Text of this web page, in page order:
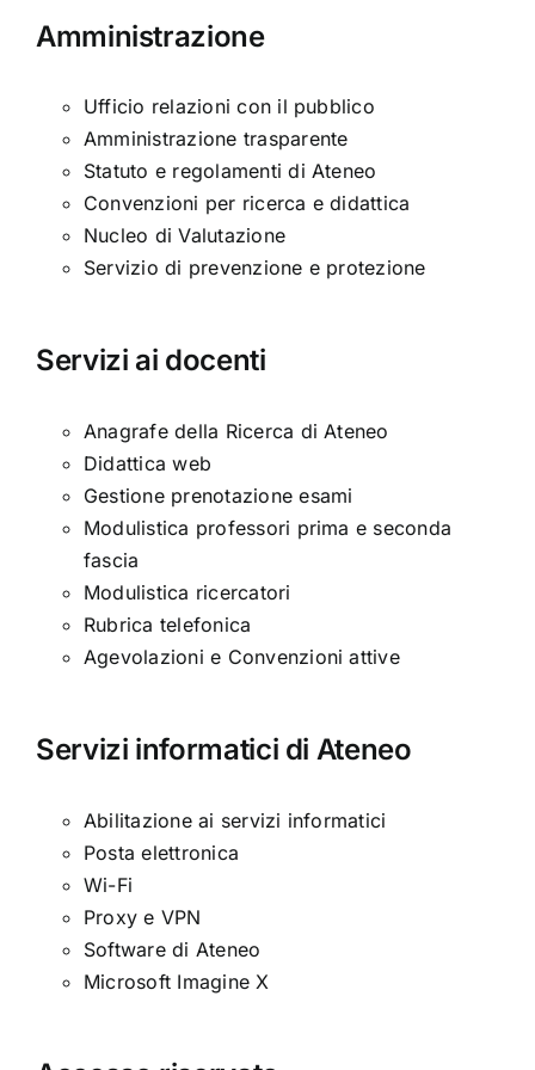
Amministrazione
Ufficio relazioni con il pubblico
Amministrazione trasparente
Statuto e regolamenti di Ateneo
Convenzioni per ricerca e didattica
Nucleo di Valutazione
Servizio di prevenzione e protezione
Servizi ai docenti
Anagrafe della Ricerca di Ateneo
Didattica web
Gestione prenotazione esami
Modulistica professori prima e seconda
fascia
Modulistica ricercatori
Rubrica telefonica
Agevolazioni e Convenzioni attive
Servizi informatici di Ateneo
Abilitazione ai servizi informatici
Posta elettronica
Wi-Fi
Proxy e VPN
Software di Ateneo
Microsoft Imagine X